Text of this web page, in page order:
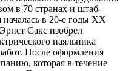
в 70 странах и штаб-
в 20-е годы XX
Сакс изобрел
паяльника
После оформления
которая в течение